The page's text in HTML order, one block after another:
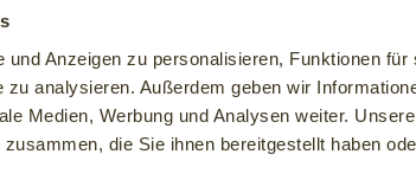
Anzeigen zu personalisieren, Funktionen
zu analysieren. Außerdem geben wir
Medien, Werbung und Analysen weiter.
die Sie ihnen bereitgestellt haben
können und vielleicht sogar GLÜCK erleben,
ins "Grüne" fahren, dann bleibe ich in der fast
Häuser, einen bunten Krokus-Teppich im